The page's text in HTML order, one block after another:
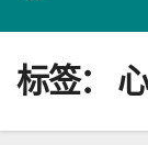
标签：